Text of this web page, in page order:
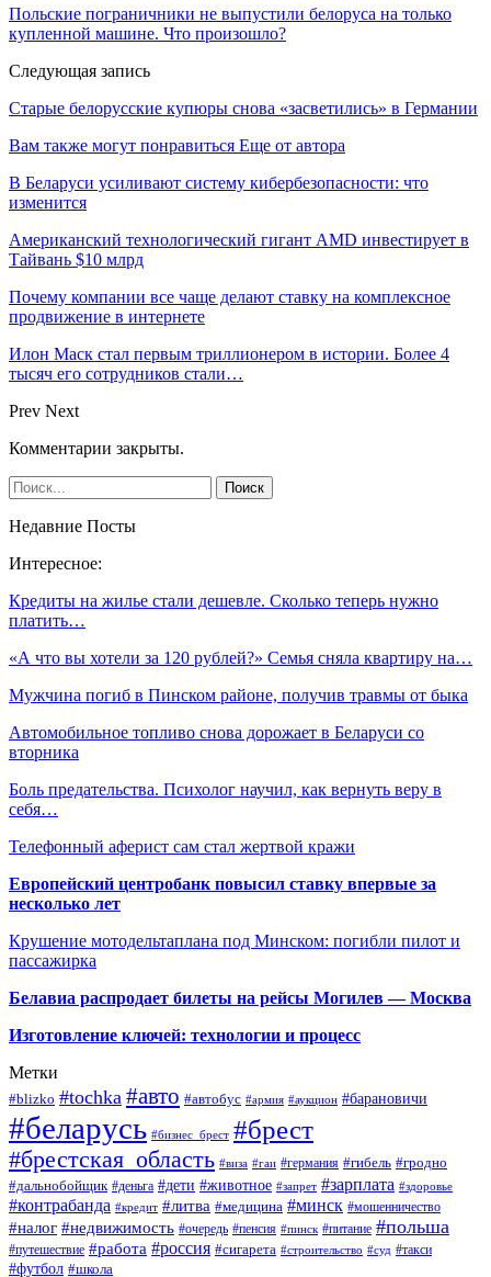
Польские пограничники не выпустили белоруса на только
купленной машине. Что произошло?
Следующая запись
Старые белорусские купюры снова «засветились» в Германии
Вам также могут понравиться Еще от автора
В Беларуси усиливают систему кибербезопасности: что
изменится
Американский технологический гигант AMD инвестирует в
Тайвань $10 млрд
Почему компании все чаще делают ставку на комплексное
продвижение в интернете
Илон Маск стал первым триллионером в истории. Более 4
тысяч его сотрудников стали…
Prev Next
Комментарии закрыты.
Недавние Посты
Интересное:
Кредиты на жилье стали дешевле. Сколько теперь нужно
платить…
«А что вы хотели за 120 рублей?» Семья сняла квартиру на…
Мужчина погиб в Пинском районе, получив травмы от быка
Автомобильное топливо снова дорожает в Беларуси со
вторника
Боль предательства. Психолог научил, как вернуть веру в
себя…
Телефонный аферист сам стал жертвой кражи
Европейский центробанк повысил ставку впервые за
несколько лет
Крушение мотодельтаплана под Минском: погибли пилот и
пассажирка
Белавиа распродает билеты на рейсы Могилев — Москва
Изготовление ключей: технологии и процесс
Метки
#blizko #tochka #авто #автобус #армия #аукцион #барановичи
#беларусь #бизнес_брест #брест
#брестская_область #виза #гаи #германия #гибель #гродно
#дальнобойщик #деньга #дети #животное #запрет #зарплата #здоровье
#контрабанда #кредит #литва #медицина #минск #мошенничество
#налог #недвижимость #очередь #пенсия #пинск #питание #польша
#путешествие #работа #россия #сигарета #строительство #суд #такси
#футбол #школа